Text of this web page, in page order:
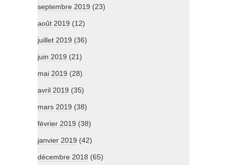
septembre 2019 (23)
août 2019 (12)
juillet 2019 (36)
juin 2019 (21)
mai 2019 (28)
avril 2019 (35)
mars 2019 (38)
février 2019 (38)
janvier 2019 (42)
décembre 2018 (65)